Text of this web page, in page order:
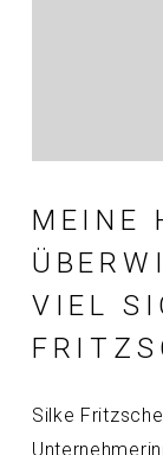
MEINE
VIEL
Silke